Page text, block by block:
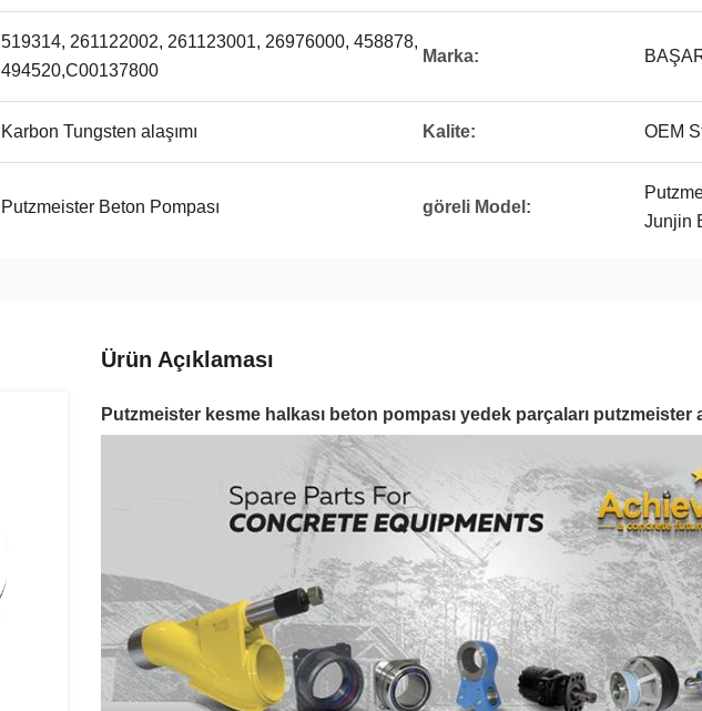
519314, 261122002, 261123001, 26976000, 458878,
494520,C00137800
Marka:
Karbon Tungsten alaşımı Kalite: OEM
Putzmeister Beton Pompası göreli Model:
Junjin
Ürün Açıklaması
Putzmeister kesme halkası beton pompası yedek parçaları putzmeister